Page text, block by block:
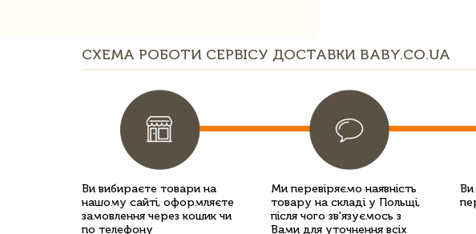
СХЕМА РОБОТИ СЕРВІСУ ДОСТАВКИ BABY.CO.UA
Ви вибираєте товари на
нашому сайті, оформляєте
замовлення через кошик чи
по телефону
Ми перевіряємо наявність
товару на складі у Польщі,
після чого зв'язуємось з
Вами для уточнення всіх
Ви